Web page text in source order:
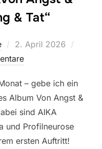
& Tat“
Veröffentlicht
am
2. April 2026
– gebe ich ein
Album Von Angst &
sind AIKA
und Profilneurose
ersten Auftritt!